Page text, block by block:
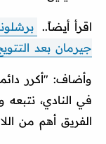
اقرأ أيضاً..
جيرمان بعد
وأضاف: "أكرر
في النادي، نتبعه
الفريق أهم من